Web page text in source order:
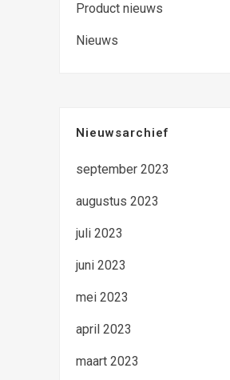
Product nieuws
Nieuws
Nieuwsarchief
september 2023
augustus 2023
juli 2023
juni 2023
mei 2023
april 2023
maart 2023